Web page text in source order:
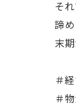
そ
諦
末
＃
＃